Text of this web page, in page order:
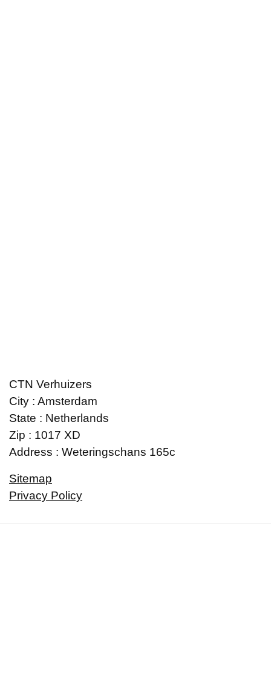
CTN Verhuizers
City : Amsterdam
State : Netherlands
Zip : 1017 XD
Address : Weteringschans 165c
Sitemap
Privacy Policy